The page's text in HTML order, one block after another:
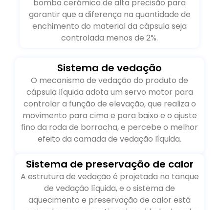
bomba cerâmica de alta precisão para
garantir que a diferença na quantidade de
enchimento do material da cápsula seja
controlada menos de 2%.
Sistema de vedação
O mecanismo de vedação do produto de
cápsula líquida adota um servo motor para
controlar a função de elevação, que realiza o
movimento para cima e para baixo e o ajuste
fino da roda de borracha, e percebe o melhor
efeito da camada de vedação líquida.
Sistema de preservação de calor
A estrutura de vedação é projetada no tanque
de vedação líquida, e o sistema de
aquecimento e preservação de calor está